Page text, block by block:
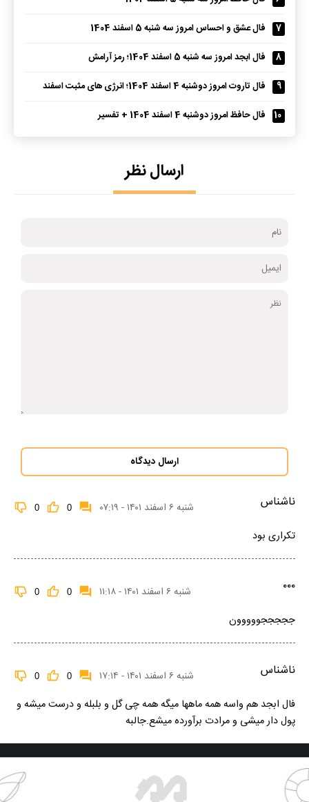
7
فال عشق و احساس امروز سه شنبه 5 اسفند 1404
8
فال ابجد امروز سه شنبه 5 اسفند 1404؛ رمز آرامش
9
فال تاروت امروز دوشنبه 4 اسفند 1404؛ انرژی های مثبت اسفند
10
فال حافظ امروز دوشنبه 4 اسفند 1404 + تفسیر
ارسال نظر
ارسال دیدگاه
ناشناس شنبه ۶ اسفند ۱۴۰۱ - ۰۷:۱۹ 0
0
تکراری بود
۰۰۰ شنبه ۶ اسفند ۱۴۰۱ - ۱۱:۱۸ 0
0
جججججووووون
ناشناس شنبه ۶ اسفند ۱۴۰۱ - ۱۷:۱۴ 0
0
فال ابجد هم واسه همه ماهها میگه همه چی گل و بلبله و درست میشه و
پول دار میشی و مرادت برآورده میشع.جالبه